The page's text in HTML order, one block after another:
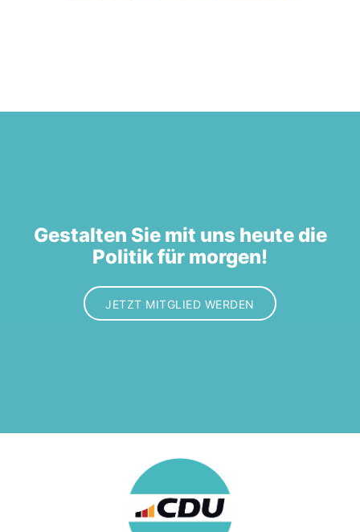
Gestalten Sie mit uns heute die
Politik für morgen!
JETZT MITGLIED WERDEN